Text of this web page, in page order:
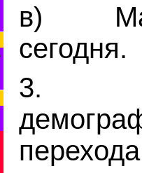
в)
сегодня.
3.